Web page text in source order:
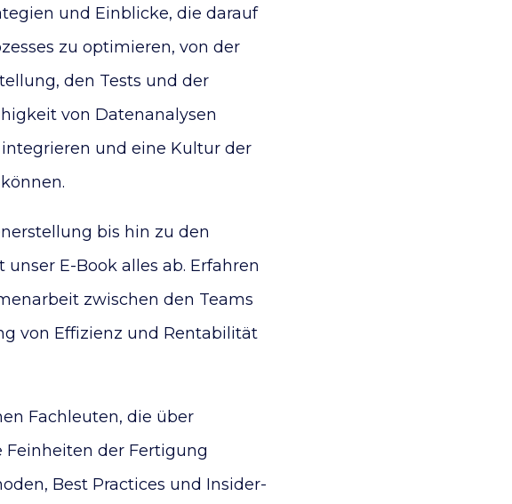
und Einblicke, die darauf
zu optimieren, von der
den Tests und der
von Datenanalysen
und eine Kultur der
bis hin zu den
E-Book alles ab. Erfahren
zwischen den Teams
von Effizienz und Rentabilität
Fachleuten, die über
der Fertigung
Best Practices und Insider-